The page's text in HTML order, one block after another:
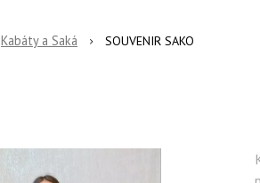
Kabáty a Saká SOUVENIR SAKO